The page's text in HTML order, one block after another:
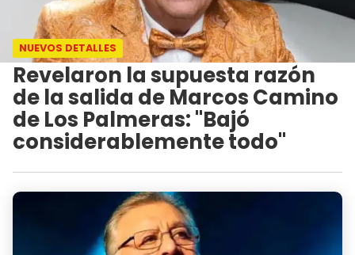
NUEVOS DETALLES
Revelaron la supuesta razón
de la salida de Marcos Camino
de Los Palmeras: "Bajó
considerablemente todo"